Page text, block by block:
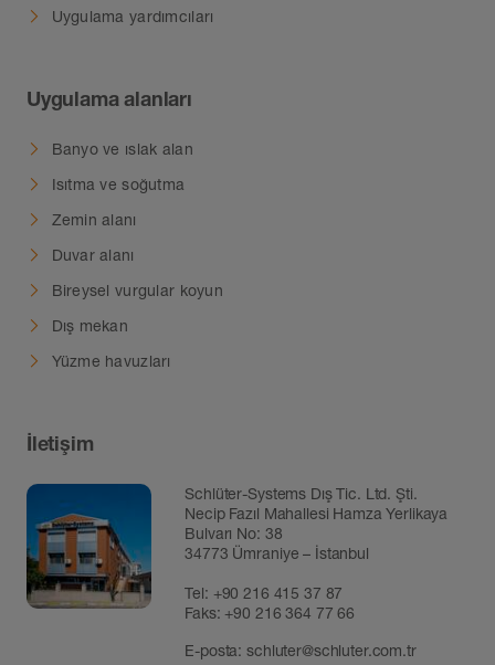
Uygulama yardımcıları
Uygulama alanları
Banyo ve ıslak alan
Isıtma ve soğutma
Zemin alanı
Duvar alanı
Bireysel vurgular koyun
Dış mekan
Yüzme havuzları
İletişim
Schlüter-Systems Dış Tic. Ltd. Şti.
Necip Fazıl Mahallesi Hamza Yerlikaya
Bulvarı No: 38
34773 Ümraniye – İstanbul
Tel: +90 216 415 37 87
Faks: +90 216 364 77 66
E-posta:schluter@schluter.com.tr